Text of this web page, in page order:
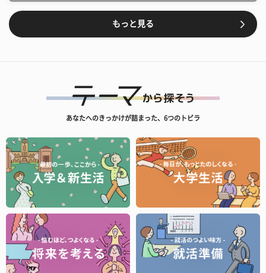
もっと見る
あなたへのきっかけが詰まった、6つのトビラ